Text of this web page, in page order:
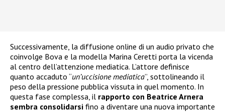
Successivamente, la diffusione online di un audio privato che
coinvolge Bova e la modella Marina Ceretti porta la vicenda
al centro dell’attenzione mediatica. L’attore definisce
quanto accaduto “un’uccisione mediatica”, sottolineando il
peso della pressione pubblica vissuta in quel momento. In
questa fase complessa, il rapporto con Beatrice Arnera
sembra consolidarsi fino a diventare una nuova importante